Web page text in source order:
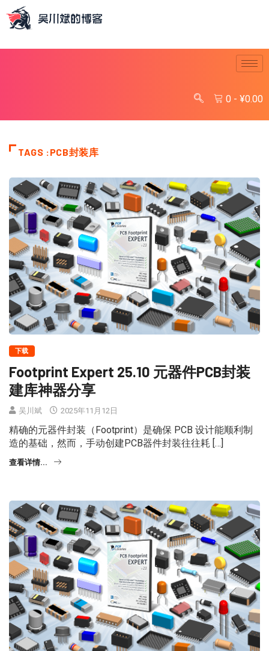
0 - ¥0.00
TAGS :PCB封装库
下载
Footprint Expert 25.10 元器件PCB封装
建库神器分享
吴川斌 2025年11月12日
精确的元器件封装（Footprint）是确保 PCB 设计能顺利制
造的基础，然而，手动创建PCB器件封装往往耗 […]
查看详情...